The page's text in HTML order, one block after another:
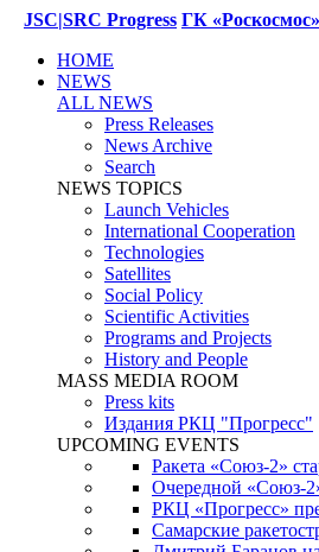
JSC|SRC Progress ГК «Роскосмос»
HOME
NEWS
ALL NEWS
Press Releases
News Archive
Search
NEWS TOPICS
Launch Vehicles
International Cooperation
Technologies
Satellites
Social Policy
Scientific Activities
Programs and Projects
History and People
MASS MEDIA ROOM
Press kits
Издания РКЦ "Прогресс"
UPCOMING EVENTS
Ракета «Союз-2»
Очередной «Союз-
РКЦ «Прогресс»
Самарские